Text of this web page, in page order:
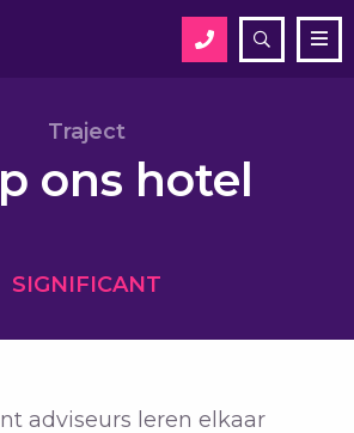
Open
zoekveld
Traject
ons hotel
SIGNIFICANT
adviseurs leren elkaar